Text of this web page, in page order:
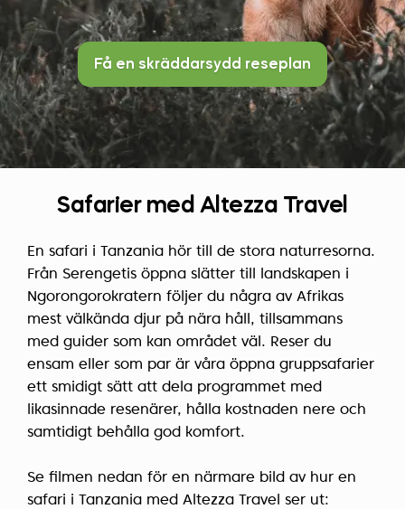
Få en skräddarsydd reseplan
Safarier med Altezza Travel
En safari i Tanzania hör till de stora naturresorna.
Från Serengetis öppna slätter till landskapen i
Ngorongorokratern följer du några av Afrikas
mest välkända djur på nära håll, tillsammans
med guider som kan området väl. Reser du
ensam eller som par är våra öppna gruppsafarier
ett smidigt sätt att dela programmet med
likasinnade resenärer, hålla kostnaden nere och
samtidigt behålla god komfort.
Se filmen nedan för en närmare bild av hur en
safari i Tanzania med Altezza Travel ser ut: